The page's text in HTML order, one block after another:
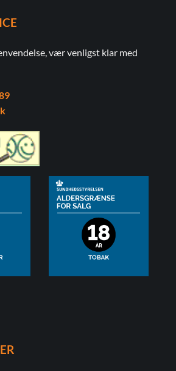
vær venligst klar med